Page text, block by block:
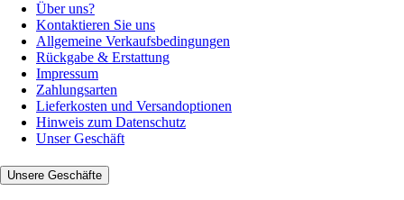
Über uns?
Kontaktieren Sie uns
Allgemeine Verkaufsbedingungen
Rückgabe & Erstattung
Impressum
Zahlungsarten
Lieferkosten und Versandoptionen
Hinweis zum Datenschutz
Unser Geschäft
Unsere Geschäfte